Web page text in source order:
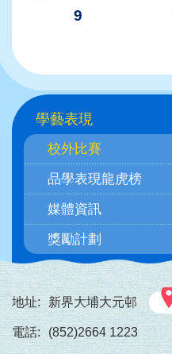
頁
9
Main
navigation
(自
訂)
學藝表現
校外比賽
品學表現龍虎榜
媒體資訊
獎勵計劃
地址: 新界大埔大元邨
電話: (852)2664 1223